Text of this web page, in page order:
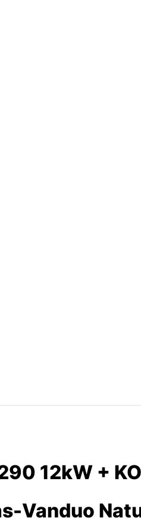
12kW +
Vanduo